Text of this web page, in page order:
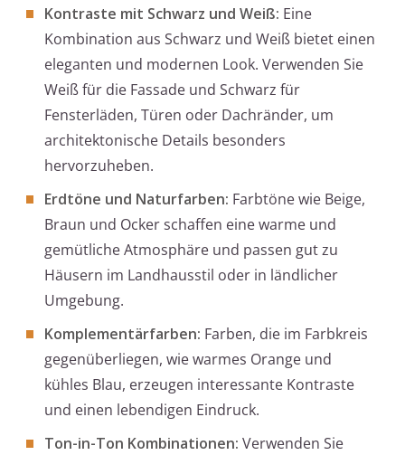
Kontraste mit Schwarz und Weiß: Eine
Kombination aus Schwarz und Weiß bietet einen
eleganten und modernen Look. Verwenden Sie
Weiß für die Fassade und Schwarz für
Fensterläden, Türen oder Dachränder, um
architektonische Details besonders
hervorzuheben.
Erdtöne und Naturfarben: Farbtöne wie Beige,
Braun und Ocker schaffen eine warme und
gemütliche Atmosphäre und passen gut zu
Häusern im Landhausstil oder in ländlicher
Umgebung.
Komplementärfarben: Farben, die im Farbkreis
gegenüberliegen, wie warmes Orange und
kühles Blau, erzeugen interessante Kontraste
und einen lebendigen Eindruck.
Ton-in-Ton Kombinationen: Verwenden Sie